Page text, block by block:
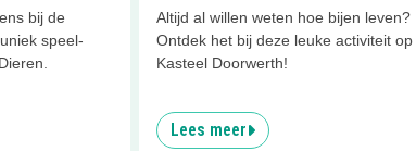
bij de
speel-
Altijd al willen weten hoe bijen leven?
Ontdek het bij deze leuke activiteit op
Kasteel Doorwerth!
Lees meer